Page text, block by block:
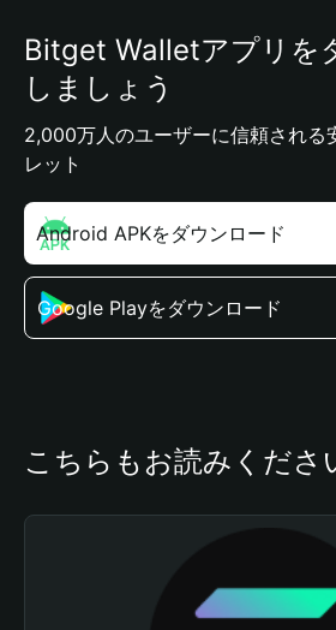
Bitget Walletアプリを
しましょう
2,000万人のユーザーに信頼される
レット
Android APKをダウンロード
Google Playをダウンロード
こちらもお読みくださ